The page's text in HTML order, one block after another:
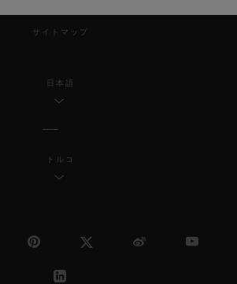
サイトマップ
日本語
トルコ